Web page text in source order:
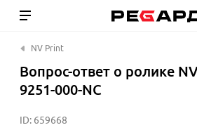
NV Print
Вопрос-ответ о ролике
9251-000-NC
ID: 659668